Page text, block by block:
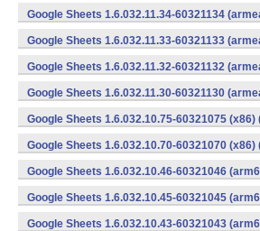
Google Sheets 1.6.032.11.34-60321134
Google Sheets 1.6.032.11.33-60321133
Google Sheets 1.6.032.11.32-60321132
Google Sheets 1.6.032.11.30-60321130
Google Sheets 1.6.032.10.75-60321075 (x86)
Google Sheets 1.6.032.10.70-60321070 (x86)
Google Sheets 1.6.032.10.46-60321046
Google Sheets 1.6.032.10.45-60321045
Google Sheets 1.6.032.10.43-60321043